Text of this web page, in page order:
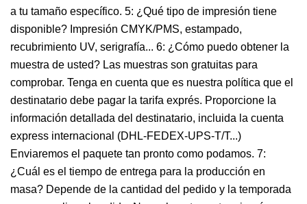
a tu tamaño específico. 5: ¿Qué tipo de impresión tiene
disponible? Impresión CMYK/PMS, estampado,
recubrimiento UV, serigrafía... 6: ¿Cómo puedo obtener la
muestra de usted? Las muestras son gratuitas para
comprobar. Tenga en cuenta que es nuestra política que el
destinatario debe pagar la tarifa exprés. Proporcione la
información detallada del destinatario, incluida la cuenta
express internacional (DHL-FEDEX-UPS-T/T...)
Enviaremos el paquete tan pronto como podamos. 7:
¿Cuál es el tiempo de entrega para la producción en
masa? Depende de la cantidad del pedido y la temporada